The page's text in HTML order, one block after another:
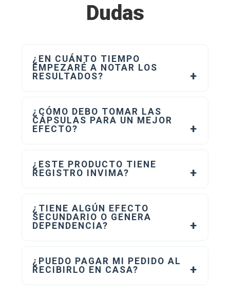
Dudas
¿EN CUÁNTO TIEMPO
EMPEZARÉ A NOTAR LOS
RESULTADOS?
¿CÓMO DEBO TOMAR LAS
CÁPSULAS PARA UN MEJOR
EFECTO?
¿ESTE PRODUCTO TIENE
REGISTRO INVIMA?
¿TIENE ALGÚN EFECTO
SECUNDARIO O GENERA
DEPENDENCIA?
¿PUEDO PAGAR MI PEDIDO AL
RECIBIRLO EN CASA?